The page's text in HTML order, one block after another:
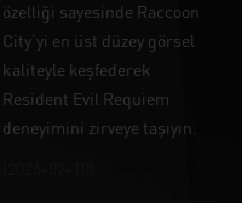
özelliği sayesinde Raccoon
City’yi en üst düzey görsel
kaliteyle keşfederek
Resident Evil Requiem
deneyimini zirveye taşıyın.